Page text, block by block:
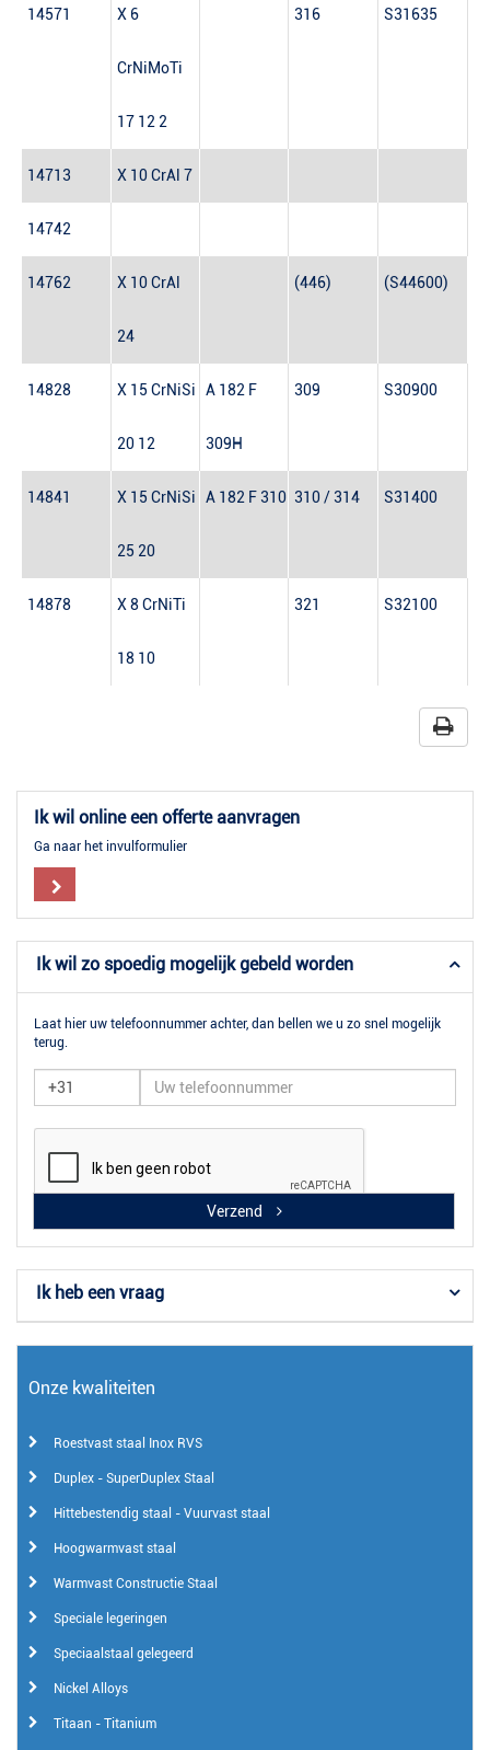
14571 X 6
CrNiMoTi
17 12 2
316 S31635
14713 X 10 CrAl 7
14742
14762 X 10 CrAl
24
(446) (S44600)
14828 X 15 CrNiSi
20 12
A 182 F
309H
309 S30900
14841 X 15 CrNiSi
25 20
A 182 F 310 310 / 314 S31400
14878 X 8 CrNiTi
18 10
321 S32100
Ik wil online een offerte aanvragen
Ga naar het invulformulier
Ik wil zo spoedig mogelijk gebeld worden
Laat hier uw telefoonnummer achter, dan bellen we u zo snel mogelijk
terug.
Verzend
Ik heb een vraag
Onze kwaliteiten
Roestvast staal Inox RVS
Duplex - SuperDuplex Staal
Hittebestendig staal - Vuurvast staal
Hoogwarmvast staal
Warmvast Constructie Staal
Speciale legeringen
Speciaalstaal gelegeerd
Nickel Alloys
Titaan - Titanium